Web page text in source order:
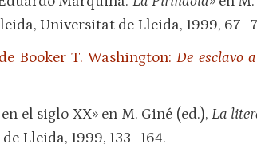
Universitat de Lleida, 1999,
Booker T. Washington:De esclavo
el siglo XX» en M. Giné (ed.), La
Lleida, 1999, 133–164.